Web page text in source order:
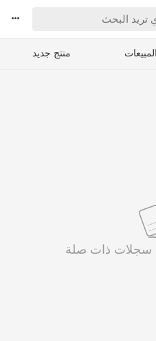

منتج جديد
سجلات ذات صلة